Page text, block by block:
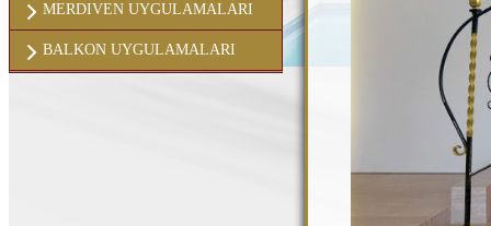
MERDIVEN UYGULAMALARI
BALKON UYGULAMALARI